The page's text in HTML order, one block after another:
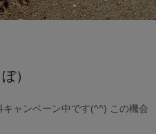
）
ャンペーン中です(^^) この機会